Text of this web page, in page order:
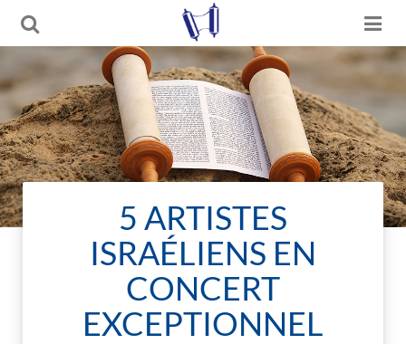
5 ARTISTES
ISRAÉLIENS EN
CONCERT
EXCEPTIONNEL